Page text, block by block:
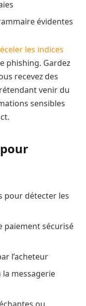
évidentes
les indices
phishing. Gardez
recevez des
venir du
sensibles
pour détecter les
paiement sécurisé
l’acheteur
messagerie